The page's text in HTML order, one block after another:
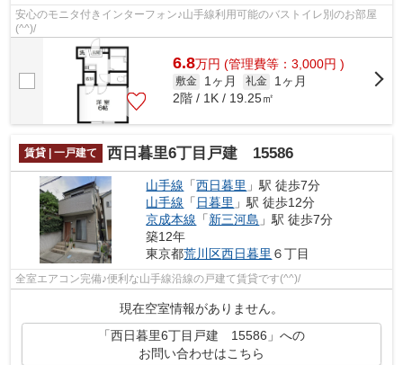
安心のモニタ付きインターフォン♪山手線利用可能のバストイレ別のお部屋
(^^)/
6.8万円 (管理費等：3,000円 )
敷金 1ヶ月 礼金
1ヶ月
2階 / 1K / 19.25㎡
賃貸 | 一戸建て 西日暮里6丁目戸建 15586
山手線 「西日暮里 」駅 徒歩7分
山手線 「 日暮里 」駅 徒歩12分
京成本線 「新三河島 」駅 徒歩7分
築12年
東京都荒川区西日暮里 ６丁目
全室エアコン完備♪便利な山手線沿線の戸建て賃貸です(^^)/
現在空室情報がありません。
「西日暮里6丁目戸建 15586」への
お問い合わせはこちら